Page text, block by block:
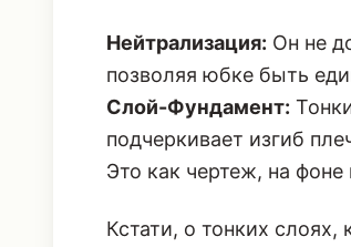
Нейтрализация: Он не
позволяя юбке быть
Слой-Фундамент:
подчеркивает изгиб
Это как чертеж, на
Кстати, о тонких